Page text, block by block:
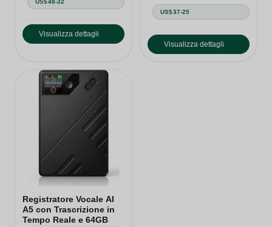
Visualizza dettagli
US$37-25
Visualizza dettagli
Registratore Vocale AI
A5 con Trascrizione in
Tempo Reale e 64GB